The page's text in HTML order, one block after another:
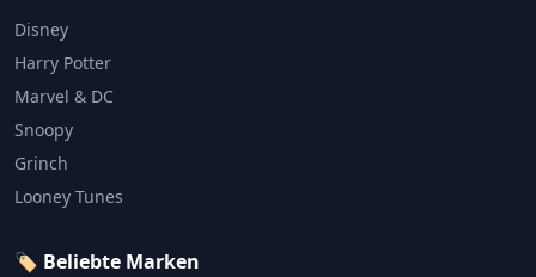
Disney
Harry Potter
Marvel & DC
Snoopy
Grinch
Looney Tunes
🏷️ Beliebte Marken